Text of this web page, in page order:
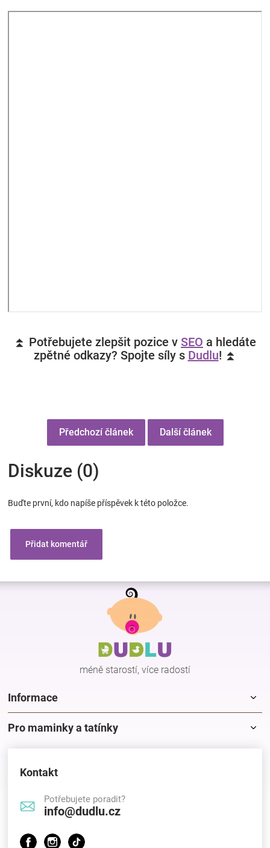
⏫ Potřebujete zlepšit pozice v SEO a hledáte
zpětné odkazy? Spojte síly s Dudlu! ⏫
Předchozí článek Další článek
Diskuze (0)
Buďte první, kdo napíše příspěvek k této položce.
Přidat komentář
Z
méně starostí, více radostí
Informace
Pro maminky a tatínky
Kontakt
Potřebujete poradit?
info@dudlu.cz